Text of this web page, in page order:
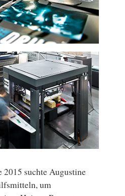
2015 suchte Augustine
um